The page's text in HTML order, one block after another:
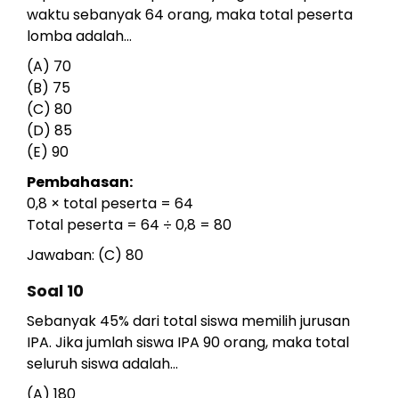
waktu sebanyak 64 orang, maka total peserta
lomba adalah...
(A) 70
(B) 75
(C) 80
(D) 85
(E) 90
Pembahasan:
0,8 × total peserta = 64
Total peserta = 64 ÷ 0,8 = 80
Jawaban: (C) 80
Soal 10
Sebanyak 45% dari total siswa memilih jurusan
IPA. Jika jumlah siswa IPA 90 orang, maka total
seluruh siswa adalah...
(A) 180